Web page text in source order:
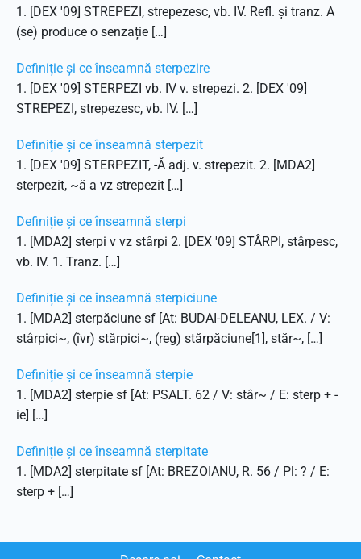
1. [DEX '09] STREPEZI, strepezesc, vb. IV. Refl. și tranz. A
(se) produce o senzație […]
Definiție și ce înseamnă sterpezire
1. [DEX '09] STERPEZI vb. IV v. strepezi. 2. [DEX '09]
STREPEZI, strepezesc, vb. IV. […]
Definiție și ce înseamnă sterpezit
1. [DEX '09] STERPEZIT, -Ă adj. v. strepezit. 2. [MDA2]
sterpezit, ~ă a vz strepezit […]
Definiție și ce înseamnă sterpi
1. [MDA2] sterpi v vz stârpi 2. [DEX '09] STÂRPI, stârpesc,
vb. IV. 1. Tranz. […]
Definiție și ce înseamnă sterpiciune
1. [MDA2] sterpăciune sf [At: BUDAI-DELEANU, LEX. / V:
stârpici~, (îvr) stărpici~, (reg) stărpăciune[1], stăr~, […]
Definiție și ce înseamnă sterpie
1. [MDA2] sterpie sf [At: PSALT. 62 / V: stâr~ / E: sterp + -
ie] […]
Definiție și ce înseamnă sterpitate
1. [MDA2] sterpitate sf [At: BREZOIANU, R. 56 / Pl: ? / E:
sterp + […]